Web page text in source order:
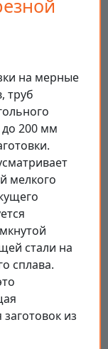
на мерные
труб
200 мм
мелкого
стали на
сплава.
из